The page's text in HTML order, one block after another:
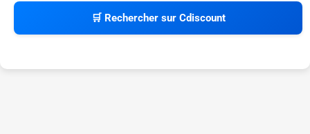
🛒 Rechercher sur Cdiscount